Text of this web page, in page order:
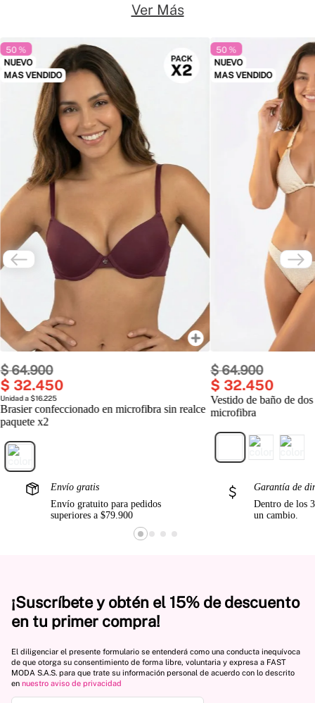
Ver Más
50 %
NUEVO
MAS VENDIDO
$64.900
$ 32.450
Unidad a $16.225
Brasier confeccionado en microfibra sin realce
paquete x2
50 %
NUEVO
MAS VENDIDO
$64.900
$ 32.450
Vestido de baño de
microfibra
Envío gratis
Envío gratuito para pedidos
superiores a $79.900
Garantía de
Dentro de los
un cambio.
¡Suscríbete y obtén el 15% de descuento
en tu primer compra!
El diligenciar el presente formulario se entenderá como una conducta inequívoca
de que otorga su consentimiento de forma libre, voluntaria y expresa a FAST
MODA S.A.S. para que trate su información personal de acuerdo con lo descrito
en nuestro aviso de privacidad